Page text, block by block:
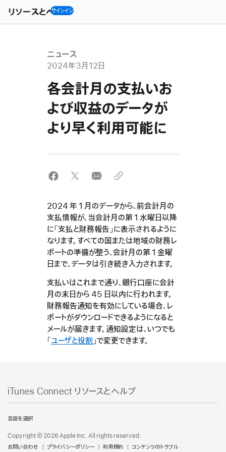
リソースとヘルプ
Menu
サインイン
ニュース
2024年3月12日
各会計月の支払いお
よび収益のデータが
より早く利用可能に
2024 年 1 月のデータから、前会計月の
支払情報が、当会計月の第 1 水曜日以降
に「支払と財務報告」に表示されるように
なります。すべての国または地域の財務レ
ポートの準備が整う、会計月の第 1 金曜
日まで、データは引き続き入力されます。
支払いはこれまで通り、銀行口座に会計
月の末日から 45 日以内に行われます。
財務報告通知を有効にしている場合、レ
ポートがダウンロードできるようになると
メールが届きます。通知設定は、いつでも
「ユーザと役割 」で変更できます。
iTunes Connect リソースとヘルプ
iTunes
Connect
ソ
言語を選択
Copyright © 2026 Apple Inc. All rights reserved.
お問い合わせ
プライバシーポリシー 利用規約 コンテンツのトラブル